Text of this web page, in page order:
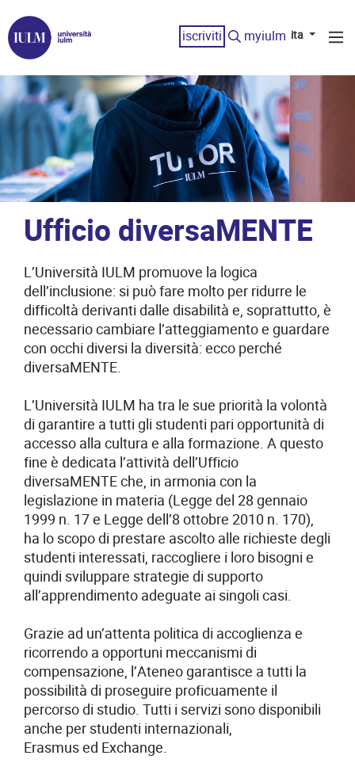
iscriviti myiulm ita
Ufficio diversaMENTE
L’Università IULM promuove la logica
dell’inclusione: si può fare molto per ridurre le
difficoltà derivanti dalle disabilità e, soprattutto, è
necessario cambiare l’atteggiamento e guardare
con occhi diversi la diversità: ecco perché
diversaMENTE.
L’Università IULM ha tra le sue priorità la volontà
di garantire a tutti gli studenti pari opportunità di
accesso alla cultura e alla formazione. A questo
fine è dedicata l’attività dell’Ufficio
diversaMENTE che, in armonia con la
legislazione in materia (Legge del 28 gennaio
1999 n. 17 e Legge dell’8 ottobre 2010 n. 170),
ha lo scopo di prestare ascolto alle richieste degli
studenti interessati, raccogliere i loro bisogni e
quindi sviluppare strategie di supporto
all’apprendimento adeguate ai singoli casi.
Grazie ad un’attenta politica di accoglienza e
ricorrendo a opportuni meccanismi di
compensazione, l’Ateneo garantisce a tutti la
possibilità di proseguire proficuamente il
percorso di studio. Tutti i servizi sono disponibili
anche per studenti internazionali,
Erasmus ed Exchange.